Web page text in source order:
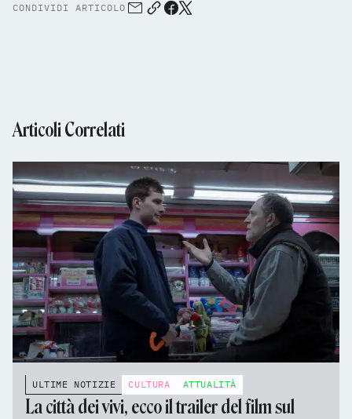
CONDIVIDI ARTICOLO
Articoli Correlati
ULTIME NOTIZIE CULTURA ATTUALITÀ
La città dei vivi, ecco il trailer del film sul